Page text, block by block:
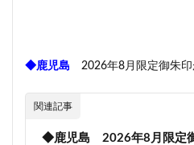
◆鹿児島 2026年8月限定御朱
関連記事
◆鹿児島 2026年8月限定